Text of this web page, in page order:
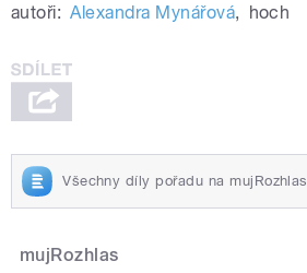
autoři: Alexandra Mynářová, hoch
Všechny díly pořadu na mujRozhlas
mujRozhlas